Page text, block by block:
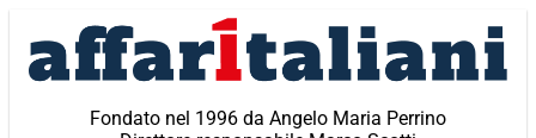
contenuto
Fondato nel 1996 da Angelo Maria Perrino